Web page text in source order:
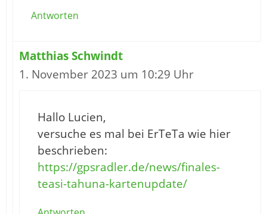
Antworten
Matthias Schwindt
1. November 2023 um 10:29 Uhr
Hallo Lucien,
versuche es mal bei ErTeTa wie hier
beschrieben:
https://gpsradler.de/news/finales-
teasi-tahuna-kartenupdate/